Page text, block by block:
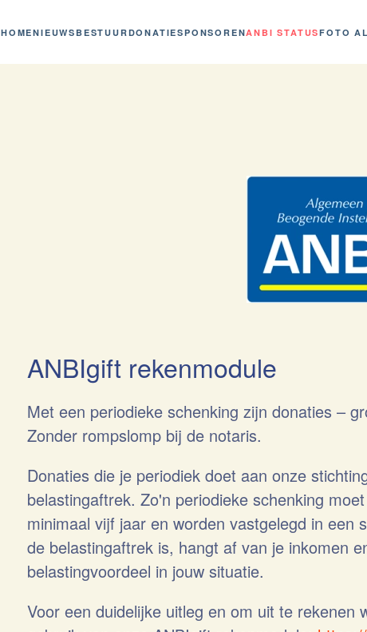
HOMENIEUWS BESTUURDONATIESPONSORENANBI STATUSFOTO
ANBIgift rekenmodule
Met een periodieke schenking zijn donaties –
Zonder rompslomp bij de notaris.
Donaties die je periodiek doet aan onze
belastingaftrek. Zo'n periodieke schenking
minimaal vijf jaar en worden vastgelegd in een
de belastingaftrek is, hangt af van je inkomen
belastingvoordeel in jouw situatie.
Voor een duidelijke uitleg en om uit te rekenen